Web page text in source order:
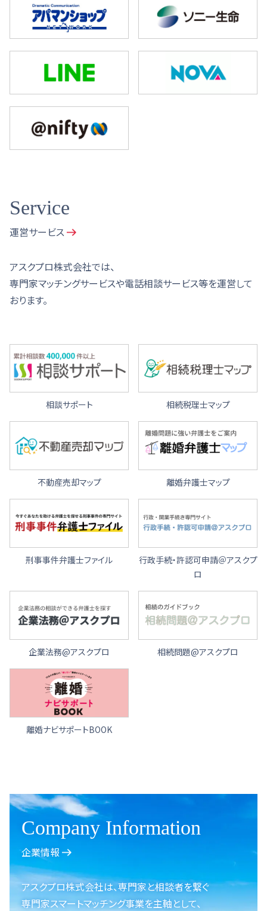
Service
運営サービス
アスクプロ株式会社では、
専門家マッチングサービスや電話相談サービス等を運営して
おります。
相談サポート 相続税理士マップ
不動産売却マップ 離婚弁護士マップ
刑事事件弁護士ファイル
行政手続・許認可申請＠アスクプ
ロ
企業法務@アスクプロ 相続問題@アスクプロ
離婚ナビサポートBOOK
Company Information
企業情報
アスクプロ株式会社は、専門家と相談者を繋ぐ
専門家スマートマッチング事業を主軸として、